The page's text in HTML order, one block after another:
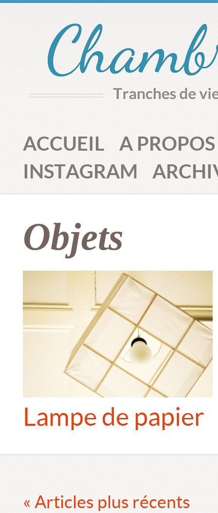
ACCUEIL
A PROPOS
INSTAGRAM
Objets
Lampe de papier
« Articles plus récents